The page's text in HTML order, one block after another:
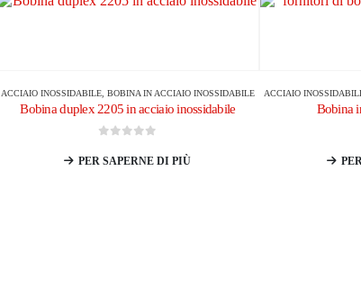
ACCIAIO INOSSIDABILE, BOBINA IN ACCIAIO INOSSIDABILE
Bobina duplex 2205 in acciaio inossidabile
PER SAPERNE DI PIÙ
ACCIAIO
Bobina